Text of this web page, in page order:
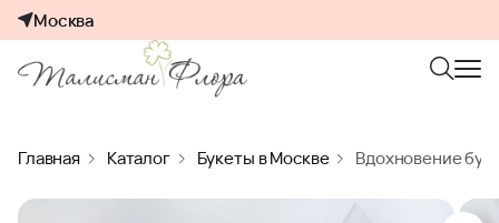
Москва
Главная Каталог Букеты в Москве Вдохновение